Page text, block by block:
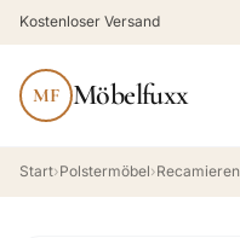
Kostenloser Versand
MF Möbelfuxx
Start›Polstermöbel›Recamieren